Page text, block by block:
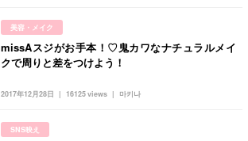
美容・メイク
2017年12月28日 마키나
16125 views
missAスジがお手本！♡鬼カワなナチュラルメイ
クで周りと差をつけよう！
SNS映え